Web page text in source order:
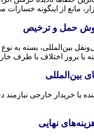
مانع از اینگونه خسارات
یا بروز اختلاف با طرف
یا خریدار خارجی